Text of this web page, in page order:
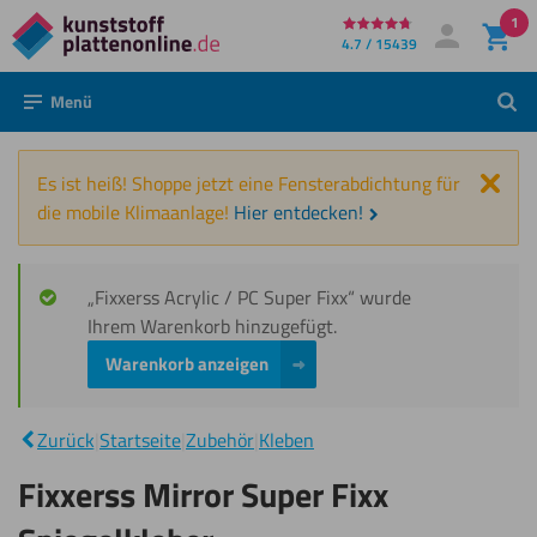
Direkt
zum
Inhalt
4.7 / 15439 Mein Konto
Anmelden
1
Menü
Es ist heiß! Shoppe jetzt eine Fensterabdichtung für
die mobile Klimaanlage! Hier entdecken!
„Fixxerss Acrylic / PC Super Fixx“ wurde
Ihrem Warenkorb hinzugefügt.
Warenkorb anzeigen
Zurück StartseiteZubehör Kleben
Fixxerss
Mirror Super
Fixx
Fixxerss Mirror Super Fixx